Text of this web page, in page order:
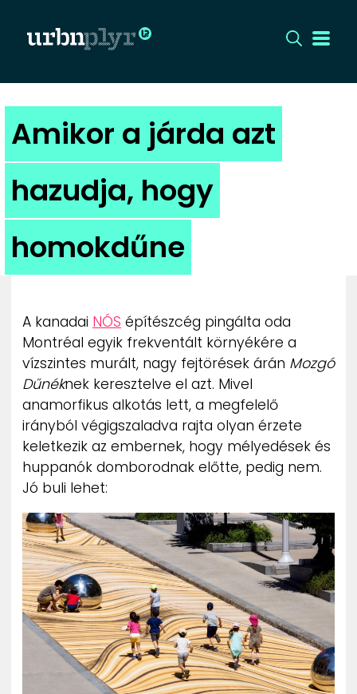
CÍMLAP
DIZÁJN
DIVAT
HIP
UTCA
ZENE
MÉDIAAJÁNLAT
IMPRESSZUM
PR-ARCHÍVUM
ADATKEZELÉSI TÁJÉKOZTATÓ
Amikor a járda azt
hazudja, hogy
homokdűne
A kanadai NÓS építészcég pingálta oda
Montréal egyik frekventált környékére a
vízszintes murált, nagy fejtörések árán Mozgó
Dűnéknek keresztelve el azt. Mivel
anamorfikus alkotás lett, a megfelelő
irányból végigszaladva rajta olyan érzete
keletkezik az embernek, hogy mélyedések és
huppanók domborodnak előtte, pedig nem.
Jó buli lehet: